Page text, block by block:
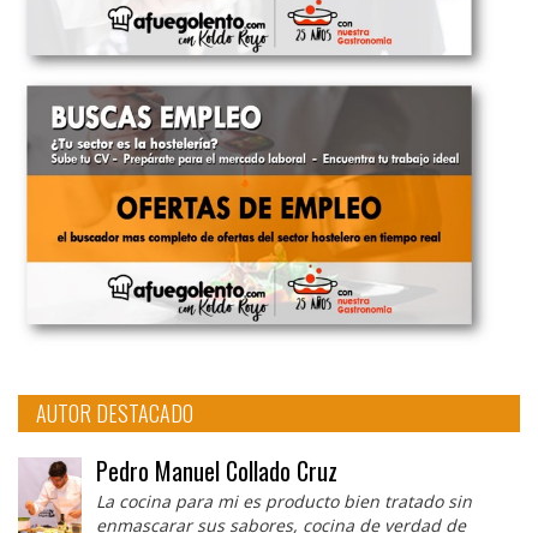
AUTOR DESTACADO
Pedro Manuel Collado Cruz
La cocina para mi es producto bien tratado sin
enmascarar sus sabores, cocina de verdad de